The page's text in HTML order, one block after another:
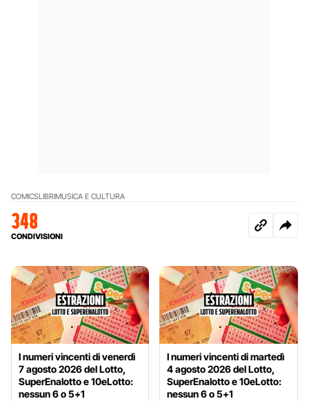
COMICSLIBRIMUSICA E CULTURA
348
CONDIVISIONI
I numeri vincenti di venerdì
7 agosto 2026 del Lotto,
SuperEnalotto e 10eLotto:
nessun 6 o 5+1
I numeri vincenti di martedì
4 agosto 2026 del Lotto,
SuperEnalotto e 10eLotto:
nessun 6 o 5+1